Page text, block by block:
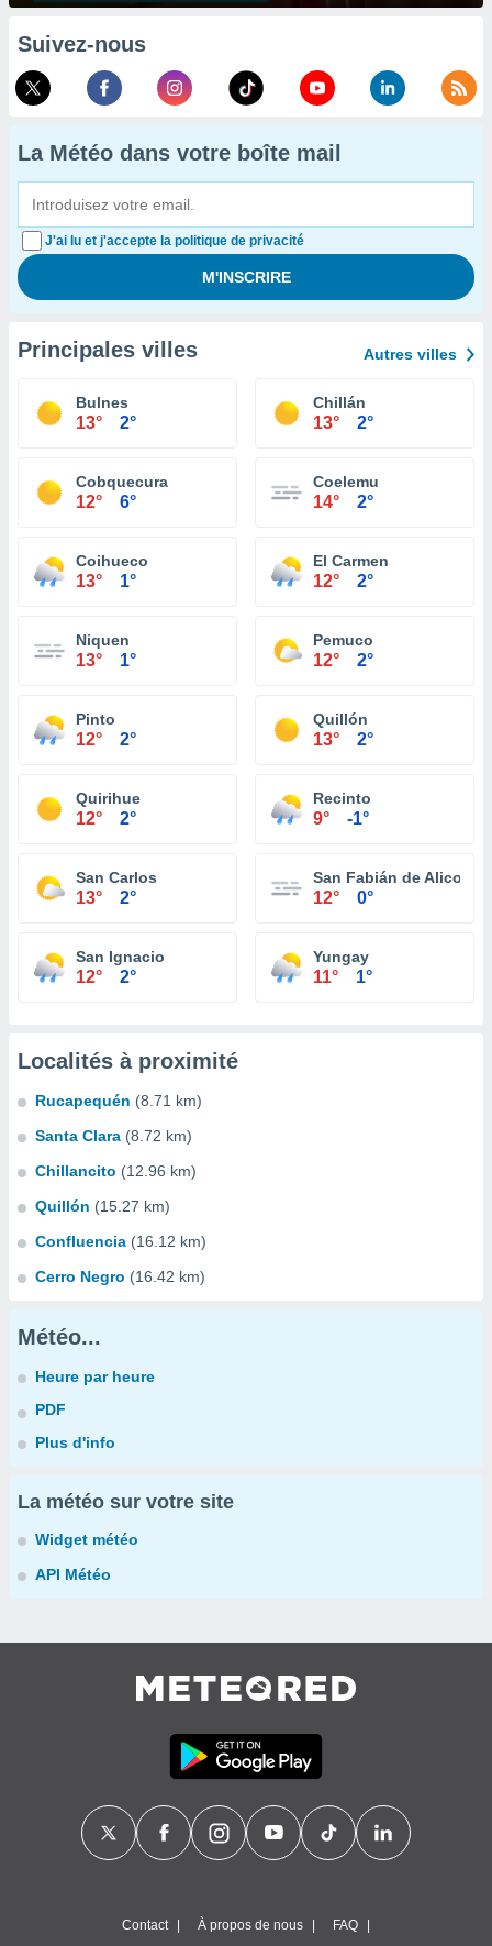
Suivez-nous
La Météo dans votre boîte mail
J'ai lu et j'accepte la politique de privacité
Principales villes Autres villes
Bulnes
13° 2°
Chillán
13° 2°
Cobquecura
12° 6°
Coelemu
14° 2°
Coihueco
13° 1°
El Carmen
12° 2°
Niquen
13° 1°
Pemuco
12° 2°
Pinto
12° 2°
Quillón
13° 2°
Quirihue
12° 2°
Recinto
9° -1°
San Carlos
13° 2°
San Fabián de Alico
12° 0°
San Ignacio
12° 2°
Yungay
11° 1°
Localités à proximité
Rucapequén (8.71 km)
Santa Clara (8.72 km)
Chillancito (12.96 km)
Quillón (15.27 km)
Confluencia (16.12 km)
Cerro Negro (16.42 km)
Météo...
Heure par heure
PDF
Plus d'info
La météo sur votre site
Widget météo
API Météo
Contact À propos de nous FAQ